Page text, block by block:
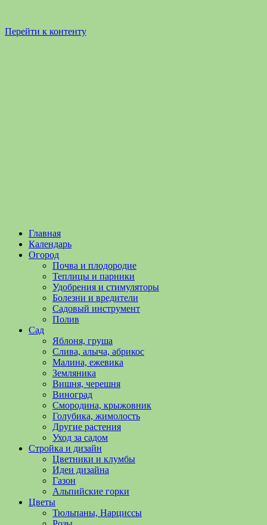
Перейти к контенту
Садоводство
Огородничество
Садоводство
огородничество
полезные
уходу
овощами,
растениями
Поможем
обустройстве
выращивании
Главная
Календарь
Огород
Почва и плодородие
Теплицы и парники
Удобрения и стимуляторы
Болезни и вредители
Садовый инструмент
Полив
Сад
Яблоня, груша
Слива, алыча, абрикос
Малина, ежевика
Земляника
Вишня, черешня
Виноград
Смородина, крыжовник
Голубика, жимолость
Другие растения
Уход за садом
Стройка и дизайн
Цветники и клумбы
Идеи дизайна
Газон
Альпийские горки
Цветы
Тюльпаны, Нарциссы